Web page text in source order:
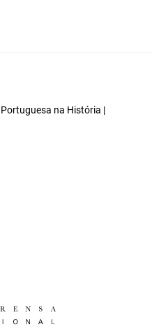
na História |